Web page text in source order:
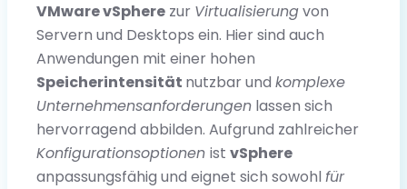
VMware vSphere zur Virtualisierungvon
Servern und Desktops ein. Hier sind auch
Anwendungen mit einer hohen
Speicherintensität nutzbar und komplexe
Unternehmens­anforderungen lassen sich
hervorragend abbilden. Aufgrund zahlreicher
Konfigurationsoptionen ist vSphere
anpassungsfähig und eignet sich sowohlfür